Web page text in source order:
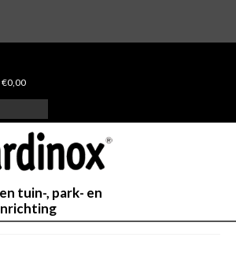
€0,00
tuin-, park- en